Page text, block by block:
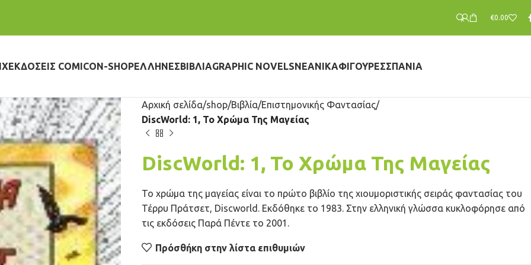
€0.00
ΕΚΔΌΣΕΙΣ COMICON-SHOPΈΛΛΗΝΕΣΒΙΒΛΊΑGRAPHIC NOVELSΝΕΑΝΙΚΆΦΙΓΟΎΡΕΣΣΠΆΝΙΑ
Αρχική σελίδα shop Βιβλία Επιστημονικής Φαντασίας
DiscWorld: 1, Το Χρώμα Της Μαγείας
DiscWorld: 1, Το Χρώμα Της Μαγείας
Το χρώμα της μαγείας είναι το πρώτο βιβλίο της χιουμοριστικής σειράς φαντασίας του
Τέρρυ Πράτσετ, Discworld. Εκδόθηκε το 1983. Στην ελληνική γλώσσα κυκλοφόρησε από
τις εκδόσεις Παρά Πέντε το 2001.
Πρόσθήκη στην λίστα επιθυμιών